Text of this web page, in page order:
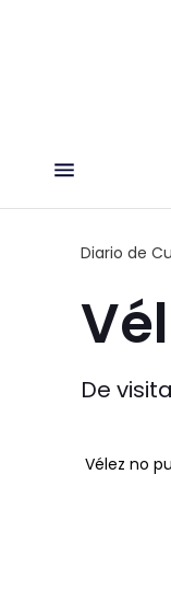
Diario de
De
Vélez no